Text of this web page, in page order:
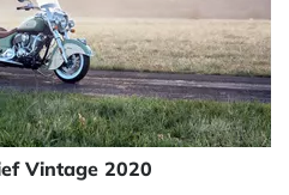
Vintage 2020